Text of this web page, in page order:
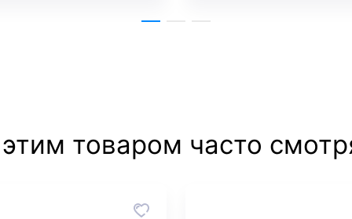
товаром часто